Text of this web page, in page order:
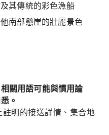
其傳統的彩色漁船
南部懸崖的壯麗景色
關用語可能與慣用論
。
明的接送詳情、集合地